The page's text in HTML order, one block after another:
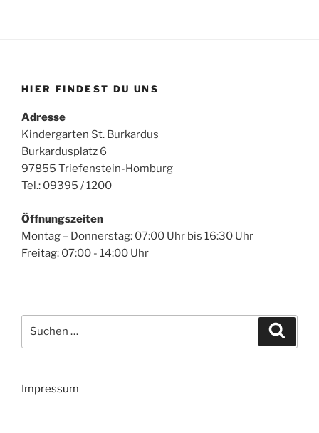
HIER FINDEST DU UNS
Adresse
Kindergarten St. Burkardus
Burkardusplatz 6
97855 Triefenstein-Homburg
Tel.: 09395 / 1200
Öffnungszeiten
Montag – Donnerstag: 07:00 Uhr bis 16:30 Uhr
Freitag: 07:00 - 14:00 Uhr
nach:
Impressum